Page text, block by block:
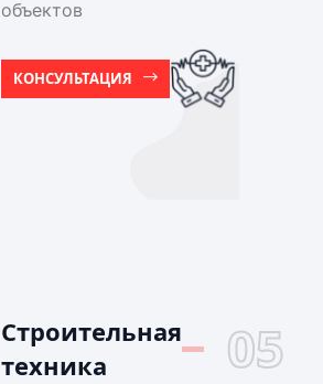
объектов
КОНСУЛЬТАЦИЯ
Строительная
техника
05